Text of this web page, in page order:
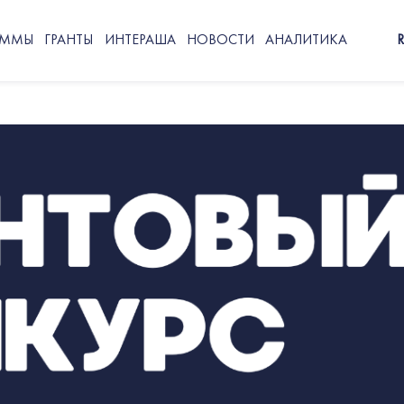
ГРАНТЫ ИНТЕРАША НОВОСТИ АНАЛИТИКА